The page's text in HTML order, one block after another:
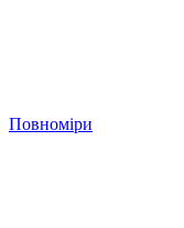
Повноміри